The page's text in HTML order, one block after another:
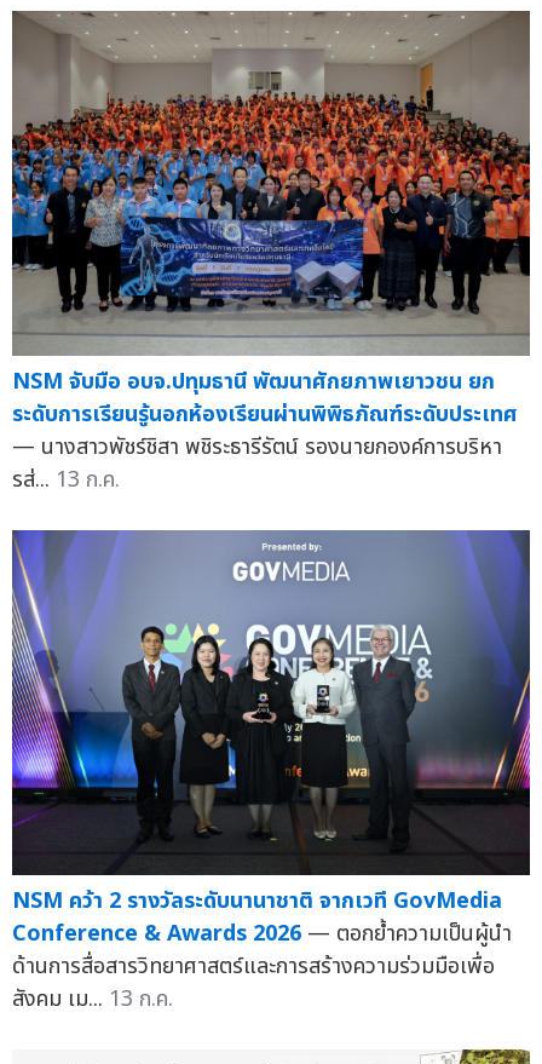
NSM จับมือ อบจ.ปทุมธานี พัฒนาศักยภาพเยาวชน ยก
ระดับการเรียนรู้นอกห้องเรียนผ่านพิพิธภัณฑ์ระดับประเทศ
— นางสาวพัชร์ชิสา พชิระธารีรัตน์ รองนายกองค์การบริหา
รส่... 13 ก.ค.
NSM คว้า 2 รางวัลระดับนานาชาติ จากเวที GovMedia
Conference & Awards 2026 — ตอกย้ำความเป็นผู้นำ
ด้านการสื่อสารวิทยาศาสตร์และการสร้างความร่วมมือเพื่อ
สังคม เม... 13 ก.ค.